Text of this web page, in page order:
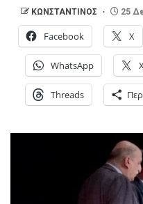
ΚΩΝΣΤΑΝΤΙΝΟΣ 25
Facebook X
WhatsApp
Threads